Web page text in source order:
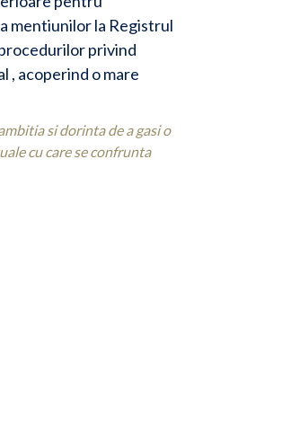
mentiunilor la Registrul
privind
, acoperind o mare
si dorinta de a gasi o
cu care se confrunta